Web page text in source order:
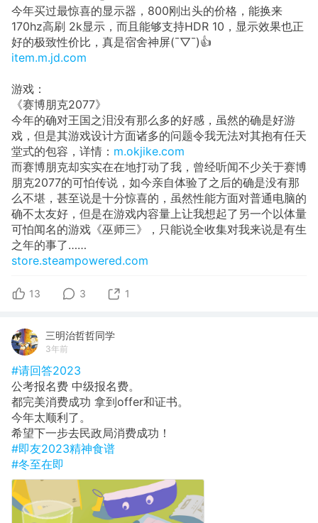
今年买过最惊喜的显示器，800刚出头的价格，能换来
170hz高刷 2k显示，而且能够支持HDR 10，显示效果也正
好的极致性价比，真是宿舍神屏(¯▽¯)👍
item.m.jd.com
游戏：
《赛博朋克2077》
今年的确对王国之泪没有那么多的好感，虽然的确是好游
戏，但是其游戏设计方面诸多的问题令我无法对其抱有任天
堂式的包容，详情： m.okjike.com
而赛博朋克却实实在在地打动了我，曾经听闻不少关于赛博
朋克2077的可怕传说，如今亲自体验了之后的确是没有那
么不堪，甚至说是十分惊喜的，虽然性能方面对普通电脑的
确不太友好，但是在游戏内容量上让我想起了另一个以体量
可怕闻名的游戏《巫师三》，只能说全收集对我来说是有生
之年的事了……
store.steampowered.com
13 3 1
三明治哲哲同学
3年前
#请回答2023
公考报名费 中级报名费。
都完美消费成功 拿到offer和证书。
今年太顺利了。
希望下一步去民政局消费成功！
#即友2023精神食谱
#冬至在即